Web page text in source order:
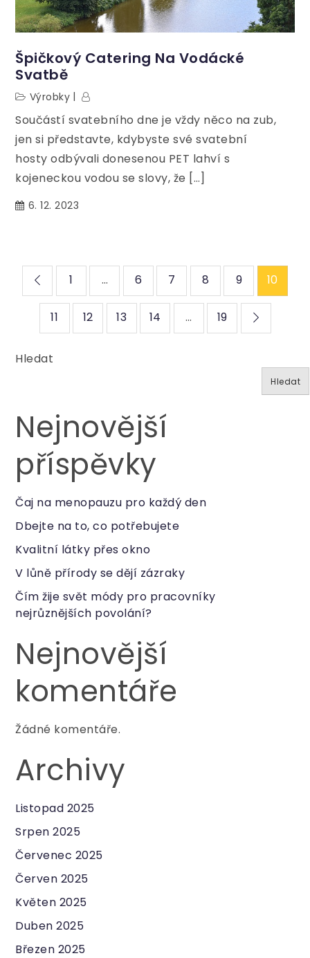
Špičkový Catering Na Vodácké
Svatbě
Výrobky
Součástí svatebního dne je vždy něco na zub,
jen si představte, kdybyste své svatební
hosty odbývali donesenou PET lahví s
kojeneckou vodou se slovy, že […]
6. 12. 2023
Stránkování
příspěvků
1 … 6 7 8 9 10
11 12 13 14 … 19
Hledat
Hledat
Nejnovější
příspěvky
Čaj na menopauzu pro každý den
Dbejte na to, co potřebujete
Kvalitní látky přes okno
V lůně přírody se dějí zázraky
Čím žije svět módy pro pracovníky
nejrůznějších povolání?
Nejnovější
komentáře
Žádné komentáře.
Archivy
Listopad 2025
Srpen 2025
Červenec 2025
Červen 2025
Květen 2025
Duben 2025
Březen 2025